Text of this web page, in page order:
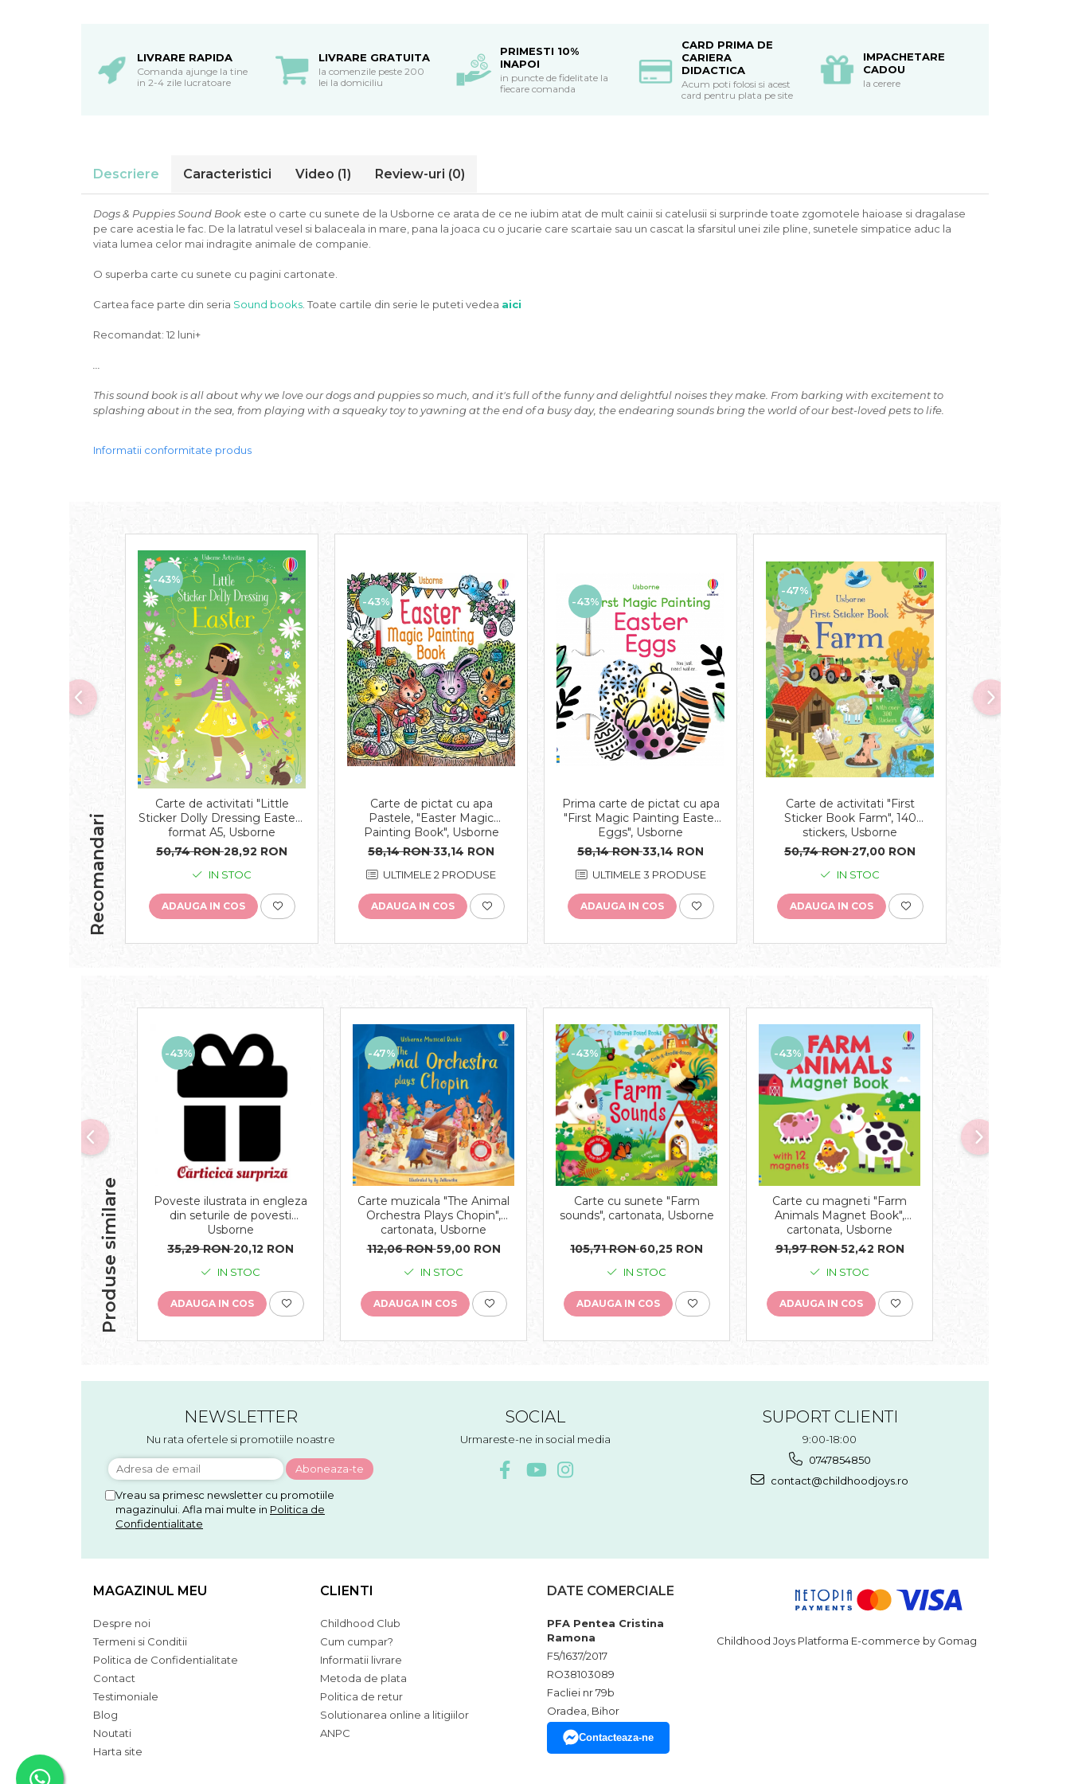
LIVRARE RAPIDA
Comanda ajunge la tine
in 2-4 zile lucratoare
LIVRARE GRATUITA
la comenzile peste 200
lei la domiciliu
PRIMESTI 10%
INAPOI
in puncte de fidelitate la
fiecare comanda
CARD PRIMA DE
CARIERA
DIDACTICA
Acum poti folosi si acest
card pentru plata pe site
IMPACHETARE
CADOU
la cerere
Descriere Caracteristici Video (1) Review-uri (0)
Dogs & Puppies Sound Book este o carte cu sunete de la Usborne ce arata de ce ne iubim atat de mult cainii si catelusii si surprinde toate zgomotele haioase si dragalase
pe care acestia le fac. De la latratul vesel si balaceala in mare, pana la joaca cu o jucarie care scartaie sau un cascat la sfarsitul unei zile pline, sunetele simpatice aduc la
viata lumea celor mai indragite animale de companie.
O superba carte cu sunete cu pagini cartonate.
Cartea face parte din seria Sound books . Toate cartile din serie le puteti vedea aici
Recomandat: 12 luni+
This sound book is all about why we love our dogs and puppies so much, and it's full of the funny and delightful noises they make. From barking with excitement to
splashing about in the sea, from playing with a squeaky toy to yawning at the end of a busy day, the endearing sounds bring the world of our best-loved pets to life.
Informatii conformitate produs
Recomandari
-43%
Carte de activitati "Little
Sticker Dolly Dressing Easter",
format A5, Usborne
50,74 RON28,92 RON
IN STOC
ADAUGA IN COS
-43%
Carte de pictat cu apa
Pastele, "Easter Magic
Painting Book", Usborne
58,14 RON33,14 RON
ULTIMELE 2 PRODUSE
ADAUGA IN COS
-43%
Prima carte de pictat cu apa
"First Magic Painting Easter
Eggs", Usborne
58,14 RON33,14 RON
ULTIMELE 3 PRODUSE
ADAUGA IN COS
-47%
Carte de activitati "First
Sticker Book Farm", 140
stickers, Usborne
50,74 RON27,00 RON
IN STOC
ADAUGA IN COS
Produse similare
-43%
Poveste ilustrata in engleza
din seturile de povesti
Usborne
35,29 RON20,12 RON
IN STOC
ADAUGA IN COS
-47%
Carte muzicala "The Animal
Orchestra Plays Chopin",
cartonata, Usborne
112,06 RON59,00 RON
IN STOC
ADAUGA IN COS
-43%
Carte cu sunete "Farm
sounds", cartonata, Usborne
105,71 RON60,25 RON
IN STOC
ADAUGA IN COS
-43%
Carte cu magneti "Farm
Animals Magnet Book",
cartonata, Usborne
91,97 RON52,42 RON
IN STOC
ADAUGA IN COS
-47%
NEWSLETTER
Nu rata ofertele si promotiile noastre
Vreau sa primesc newsletter cu promotiile
magazinului. Afla mai multe in Politica de
Confidentialitate
SOCIAL
Urmareste-ne in social media
SUPORT CLIENTI
9:00-18:00
0747854850
contact@childhoodjoys.ro
MAGAZINUL MEU
Despre noi
Termeni si Conditii
Politica de Confidentialitate
Contact
Testimoniale
Blog
Noutati
Harta site
CLIENTI
Childhood Club
Cum cumpar?
Informatii livrare
Metoda de plata
Politica de retur
Solutionarea online a litigiilor
ANPC
DATE COMERCIALE
PFA Pentea Cristina
Ramona
F5/1637/2017
RO38103089
Facliei nr 79b
Oradea, Bihor
Contacteaza-ne
Childhood Joys Platforma E-commerce by Gomag